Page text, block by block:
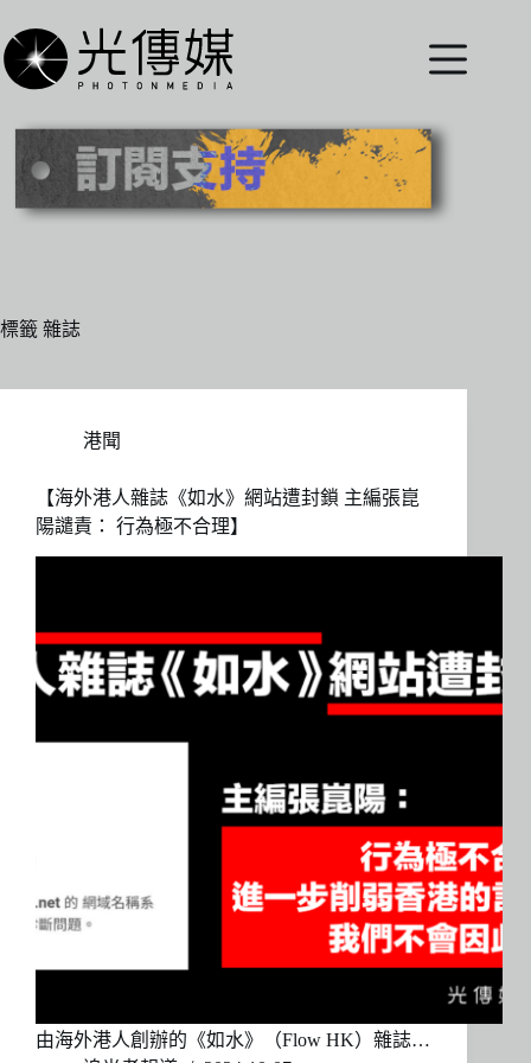
至
主
內
標籤 雜誌
港聞
【海外港人雜誌《如水》網站遭封鎖 主編張崑
陽譴責： 行為極不合理】
由海外港人創辦的《如水》（Flow HK）雜誌…